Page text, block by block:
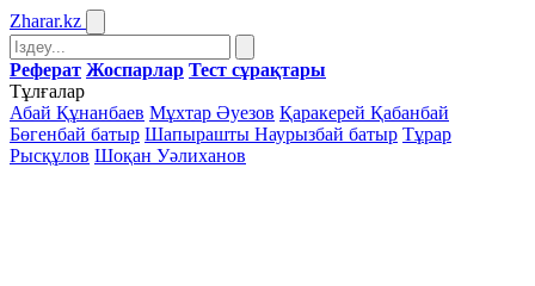
Zharar.kz
Реферат Жоспарлар Тест сұрақтары
Тұлғалар
Абай Құнанбаев Мұхтар Әуезов Қаракерей Қабанбай
Бөгенбай батыр Шапырашты Наурызбай батыр Тұрар
Рысқұлов Шоқан Уәлиханов